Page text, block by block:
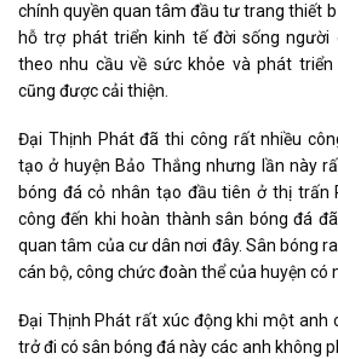
chính quyền quan tâm đầu tư trang thiết
hỗ trợ phát triển kinh tế đời sống người
theo nhu cầu về sức khỏe và phát
cũng được cải thiện.
Đại Thịnh Phát đã thi công rất nhiều
tạo ở huyện Bảo Thắng nhưng lần này
bóng đá cỏ nhân tạo đầu tiên ở thị trấn
công đến khi hoàn thành sân bóng đá
quan tâm của cư dân nơi đây. Sân bóng
cán bộ, công chức đoàn thể của huyện có
Đại Thịnh Phát rất xúc động khi một anh
trở đi có sân bóng đá này các anh không